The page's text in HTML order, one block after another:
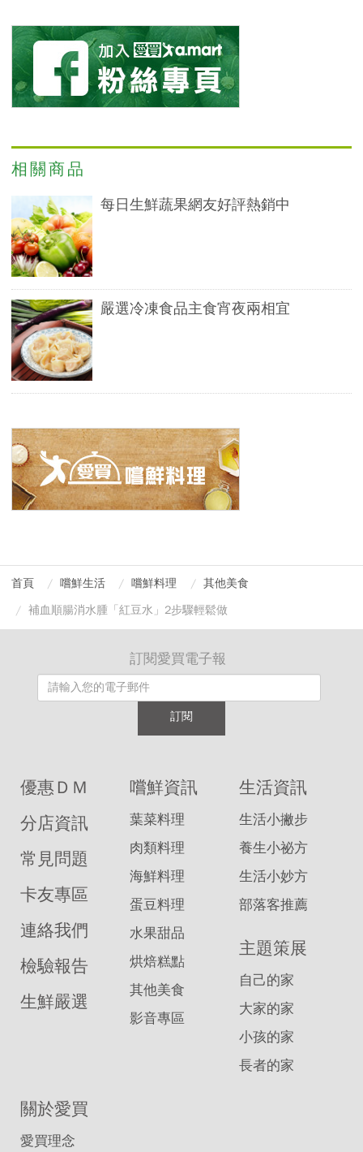
相關商品
每日生鮮蔬果網友好評熱銷中
嚴選冷凍食品主食宵夜兩相宜
首頁 嚐鮮生活 嚐鮮料理
其他美食
補血順腸消水腫「紅豆水」2步驟輕鬆做
訂閱愛買電子報
訂閱
優惠ＤＭ
分店資訊
常見問題
卡友專區
連絡我們
檢驗報告
生鮮嚴選
嚐鮮資訊
葉菜料理
肉類料理
海鮮料理
蛋豆料理
水果甜品
烘焙糕點
其他美食
影音專區
生活資訊
生活小撇步
養生小祕方
生活小妙方
部落客推薦
主題策展
自己的家
大家的家
小孩的家
長者的家
關於愛買
愛買理念